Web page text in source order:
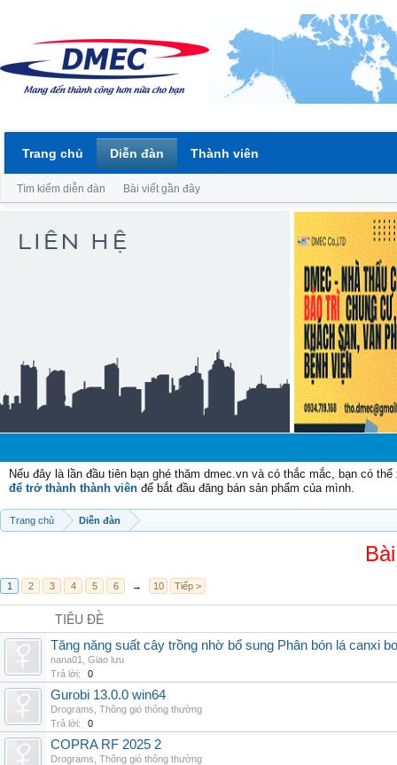
Nếu đây là lần đầu tiên bạn ghé thăm dmec.vn và có thắc mắc, bạn có
để trở thành thành viên để bắt đầu đăng bán sản phẩm của mình.
Trang chủ Diễn đàn
1 2 3 4 5 6 → 10 Tiếp >
TIÊU ĐỀ
Tăng năng suất cây trồng nhờ bổ sung Phân bón lá canxi
nana01
Giao lưu
Trả lời:
0
Gurobi 13.0.0 win64
Drograms Thông gió thông thường
Trả lời:
0
COPRA RF 2025 2
Drograms Thông gió thông thường
Trang chủ Diễn đàn
Tìm kiếm diễn đàn Bài viết gần đây
Thành viên